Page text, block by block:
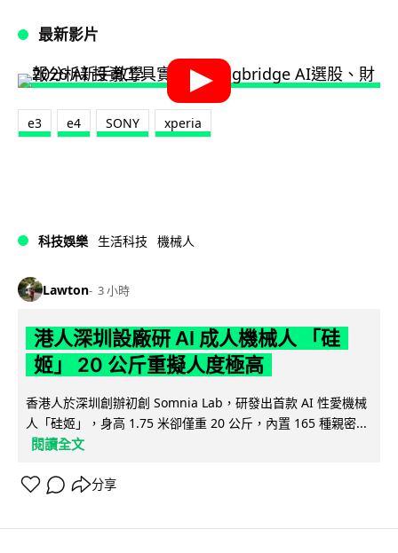
最新影片
e3 e4 SONY xperia
科技娛樂 生活科技 機械人
Lawton 3 小時
港人深圳設廠研 AI 成人機械人 「硅
姬」 20 公斤重擬人度極高
香港人於深圳創辦初創 Somnia Lab，研發出首款 AI 性愛機械
人「硅姬」，身高 1.75 米卻僅重 20 公斤，內置 165 種親密...
閱讀全文
分享